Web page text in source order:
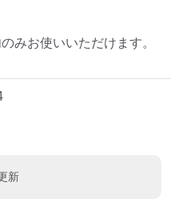
みお使いいただけます。
新